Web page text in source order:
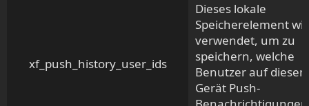
xf_push_history_user_ids
Dieses lokale
Speicherelement
verwendet, um zu
speichern, welche
Benutzer auf
Gerät Push-